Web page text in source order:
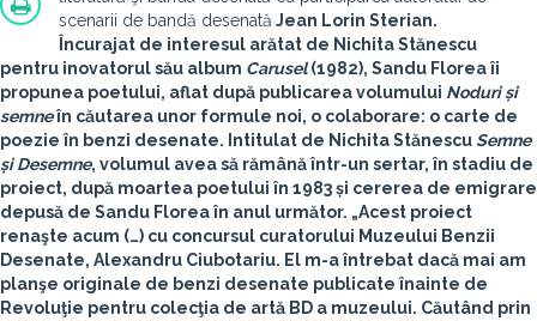
scenarii de bandă desenată Jean Lorin Sterian.
Încurajat de interesul arătat de Nichita Stănescu
pentru inovatorul său album Carusel(1982), Sandu Florea îi
propunea poetului, aflat după publicarea volumului Noduri și
semneîn căutarea unor formule noi, o colaborare: o carte de
poezie în benzi desenate. Intitulat de Nichita StănescuSemne
și Desemne, volumul avea să rămână într-un sertar, în stadiu de
proiect, după moartea poetului în 1983 și cererea de emigrare
depusă de Sandu Florea în anul următor. „Acest proiect
renaşte acum (…) cu concursul curatorului Muzeului Benzii
Desenate, Alexandru Ciubotariu. El m-a întrebat dacă mai am
planşe originale de benzi desenate publicate înainte de
Revoluţie pentru colecţia de artă BD a muzeului. Căutând prin